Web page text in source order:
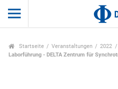
Startseite Veranstaltungen
2022
Laborführung - DELTA Zentrum für